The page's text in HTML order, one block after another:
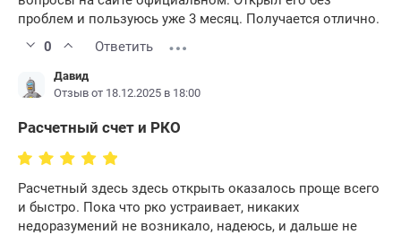
проблем и пользуюсь уже 3 месяц. Получается отлично.
0
Ответить
Давид
Отзыв от 18.12.2025 в 18:00
Расчетный счет и РКО
Расчетный здесь здесь открыть оказалось проще всего
и быстро. Пока что рко устраивает, никаких
недоразумений не возникало, надеюсь, и дальше не